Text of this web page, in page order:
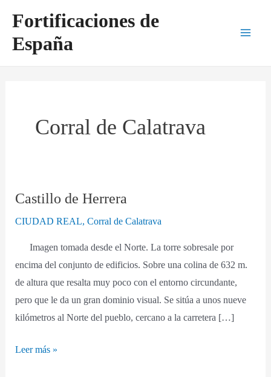
contenido
Fortificaciones de
España
Corral de Calatrava
Castillo de Herrera
CIUDAD REAL,Corral de Calatrava
Imagen tomada desde el Norte. La torre sobresale por
encima del conjunto de edificios. Sobre una colina de 632 m.
de altura que resalta muy poco con el entorno circundante,
pero que le da un gran dominio visual. Se sitúa a unos nueve
kilómetros al Norte del pueblo, cercano a la carretera […]
Castillo
Leer más »